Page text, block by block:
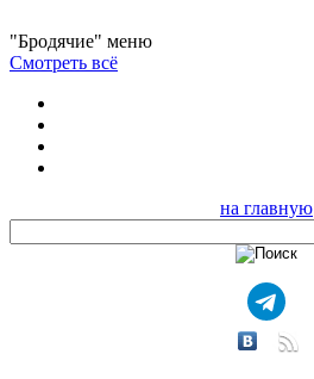
"Бродячие" меню
Смотреть всё
на главную